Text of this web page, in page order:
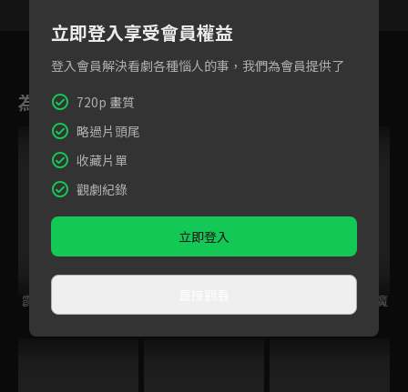
3 4 5
為您推薦
霹靂奇象
霹靂兵燹之刀戟戡魔
錄2
立即登入享受會員權益
登入會員解決看劇各種惱人的事，我們為會員提供了
720p 畫質
略過片頭尾
收藏片單
觀劇紀錄
立即登入